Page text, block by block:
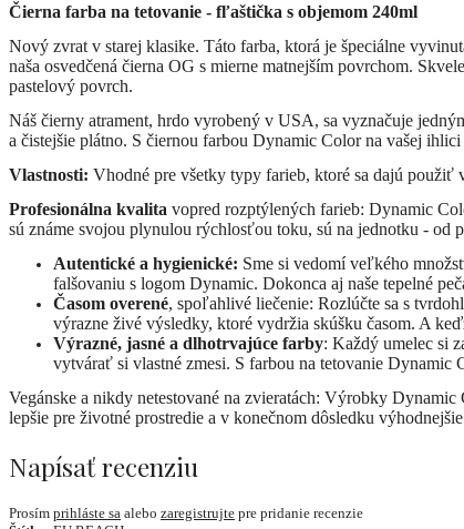
Čierna farba na tetovanie - fľaštička s objemom 240ml
Nový zvrat v starej klasike. Táto farba, ktorá je špeciálne
naša osvedčená čierna OG s mierne matnejším povrchom.
pastelový povrch.
Náš čierny atrament, hrdo vyrobený v USA, sa vyznačuje
a čistejšie plátno. S čiernou farbou Dynamic Color na vašej
Vlastnosti: Vhodné pre všetky typy farieb, ktoré sa dajú použiť
Profesionálna kvalita vopred rozptýlených farieb: Dynamic
sú známe svojou plynulou rýchlosťou toku, sú na jednotku - od
Autentické a hygienické: Sme si vedomí veľkého
falšovaniu s logom Dynamic. Dokonca aj naše tepelné
Časom overené, spoľahlivé liečenie: Rozlúčte sa s
výrazne živé výsledky, ktoré vydržia skúšku časom. A
Výrazné, jasné a dlhotrvajúce farby: Každý umelec si
vytvárať si vlastné zmesi. S farbou na tetovanie
Vegánske a nikdy netestované na zvieratách: Výrobky
lepšie pre životné prostredie a v konečnom dôsledku
Napísať recenziu
Prosím prihláste sa alebo zaregistrujte pre pridanie recenzie